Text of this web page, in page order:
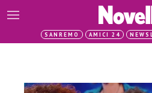
SANREMO AMICI 24